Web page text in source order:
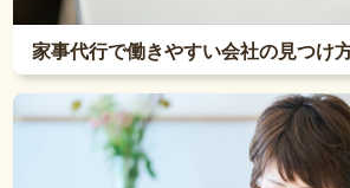
家事代行で働きやすい会社の見つけ